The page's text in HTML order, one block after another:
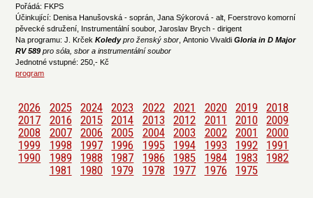
Pořádá: FKPS
Účinkující: Denisa Hanušovská - soprán, Jana Sýkorová - alt, Foerstrovo komorní
pěvecké sdružení, Instrumentální soubor, Jaroslav Brych - dirigent
Na programu: J. Krček Koledypro ženský sbor , Antonio VivaldiGloria in D Major
RV 589 pro sóla, sbor a instrumentální soubor
Jednotné vstupné: 250,- Kč
program
2026 2025 2024 2023 2022 2021 2020 2019
2018
2017
2016 2015 2014 2013 2012 2011 2010
2009
2008
2007 2006 2005 2004 2003 2002 2001
2000
1999
1998 1997 1996 1995 1994 1993 1992
1991
1990
1989 1988 1987 1986 1985 1984 1983
1982
1981
1980 1979 1978 1977 1976 1975